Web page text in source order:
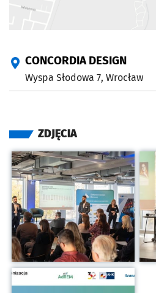
CONCORDIA DESIGN
Wyspa Słodowa 7, Wrocław
ZDJĘCIA
Kliknij, aby powiększyć
Kliknij, aby powiększyć